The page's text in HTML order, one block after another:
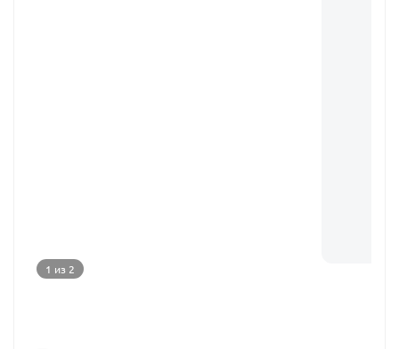
1 из 2